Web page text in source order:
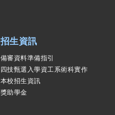
招生資訊
備審資料準備指引
四技甄選入學資工系術科實作
本校招生資訊
獎助學金